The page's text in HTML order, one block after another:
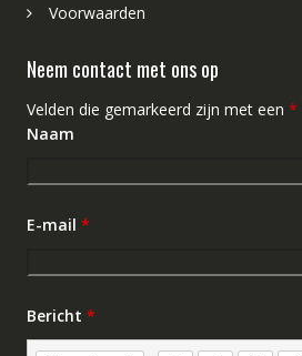
Voorwaarden
Neem contact met ons op
Velden die gemarkeerd zijn met een *
Naam
E-mail *
Bericht *